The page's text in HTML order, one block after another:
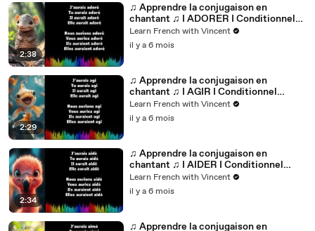
2:38
♫ Apprendre la conjugaison en
chantant ♫ I ADORER I Conditionnel
Passé_
Learn French with Vincent
il y a 6 mois
2:29
♫ Apprendre la conjugaison en
chantant ♫ I AGIR I Conditionnel
Passé_
Learn French with Vincent
il y a 6 mois
2:34
♫ Apprendre la conjugaison en
chantant ♫ I AIDER I Conditionnel
Passé_
Learn French with Vincent
il y a 6 mois
♫ Apprendre la conjugaison en